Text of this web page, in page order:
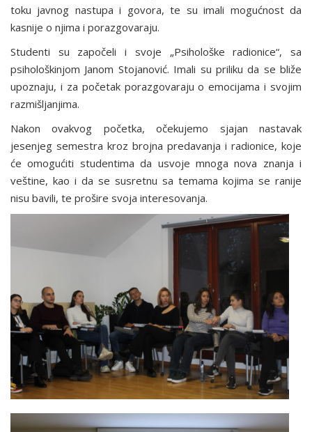
toku javnog nastupa i govora, te su imali mogućnost da
kasnije o njima i porazgovaraju.
Studenti su započeli i svoje „Psihološke radionice“, sa
psihološkinjom Janom Stojanović. Imali su priliku da se bliže
upoznaju, i za početak porazgovaraju o emocijama i svojim
razmišljanjima.
Nakon ovakvog početka, očekujemo sjajan nastavak
jesenjeg semestra kroz brojna predavanja i radionice, koje
će omogućiti studentima da usvoje mnoga nova znanja i
veštine, kao i da se susretnu sa temama kojima se ranije
nisu bavili, te prošire svoja interesovanja.